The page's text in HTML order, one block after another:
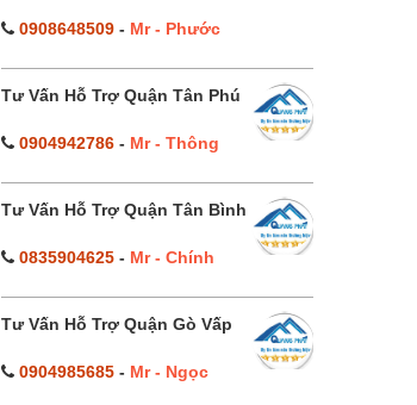
0908648509- Mr - Phước
Tư Vấn Hỗ Trợ Quận Tân Phú
0904942786- Mr - Thông
Tư Vấn Hỗ Trợ Quận Tân Bình
0835904625- Mr - Chính
Tư Vấn Hỗ Trợ Quận Gò Vấp
0904985685- Mr - Ngọc